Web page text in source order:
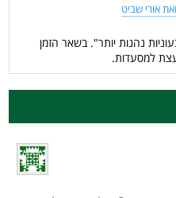
אורי שביט
נהנות יותר". בשאר הזמן
למסעדות.